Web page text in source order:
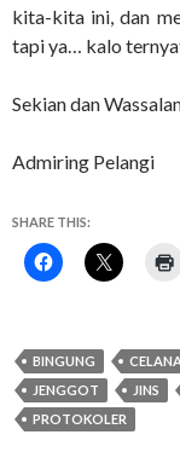
kita-kita ini, dan
tapi ya… kalo
Sekian dan
Admiring Pelangi
SHARE THIS:
BINGUNG
JENGGOT
JINS
PROTOKOLER